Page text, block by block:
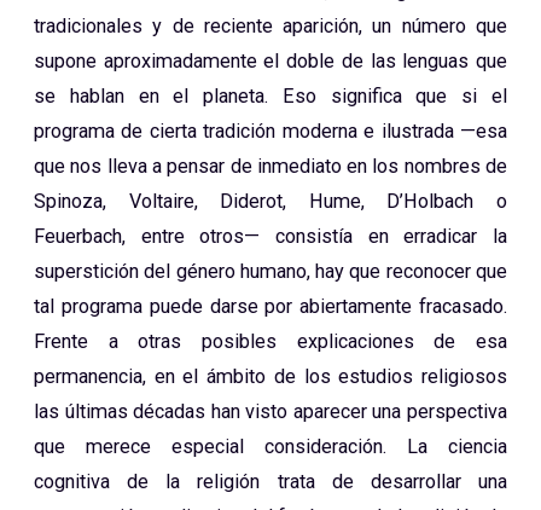
tradicionales y de reciente aparición, un número que
supone aproximadamente el doble de las lenguas que
se hablan en el planeta. Eso significa que si el
programa de cierta tradición moderna e ilustrada —esa
que nos lleva a pensar de inmediato en los nombres de
Spinoza, Voltaire, Diderot, Hume, D’Holbach o
Feuerbach, entre otros— consistía en erradicar la
superstición del género humano, hay que reconocer que
tal programa puede darse por abiertamente fracasado.
Frente a otras posibles explicaciones de esa
permanencia, en el ámbito de los estudios religiosos
las últimas décadas han visto aparecer una perspectiva
que merece especial consideración. La ciencia
cognitiva de la religión trata de desarrollar una